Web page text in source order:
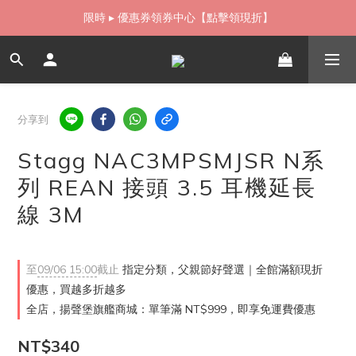
如需當日配送貨海外寄送，歡迎直接與我們聯繫
限時 ▸ 優惠券領券中心【點擊領現折】
如需當日配送貨海外寄送，歡迎直接與我們聯繫
分享到
Stagg NAC3MPSMJSR N系
列 REAN 接頭 3.5 耳機延長
線 3M
至09/06 15:00截止 指定分類，父親節好聲選｜全館滿額現折
優惠，買越多折越多
全店，揚聲堡旗艦商城：單筆滿 NT$999，即享免運費優惠
NT$340